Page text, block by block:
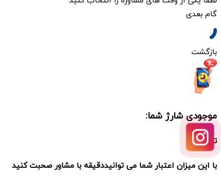
گام بعدی
بازگشت
موجودی شارژ شما:
تومان
با این میزان اعتبار شما می توانیددقیقه با مشاور صحبت کنید